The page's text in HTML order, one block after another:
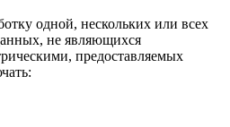
одной, нескольких или всех
не являющихся
предоставляемых